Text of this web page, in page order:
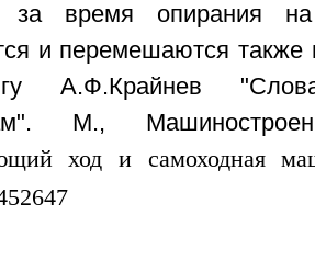
за время опирания
и перемешаются
А.Ф.Крайнев
М.,